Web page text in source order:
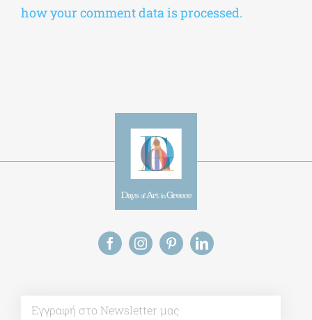
how your comment data is processed.